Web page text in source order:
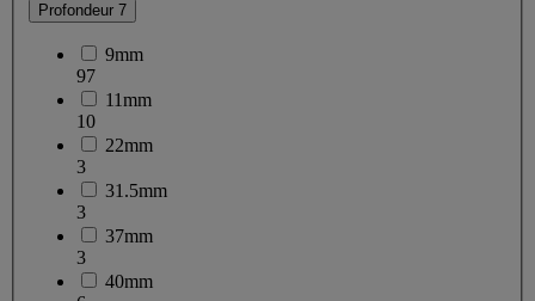
Profondeur 7
9mm
97
11mm
10
22mm
3
31.5mm
3
37mm
3
40mm